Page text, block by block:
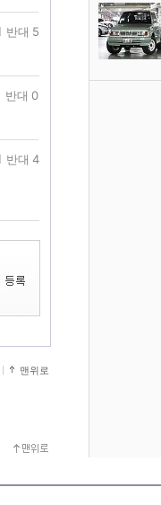
반대 5
반대 0
반대 4
맨위로